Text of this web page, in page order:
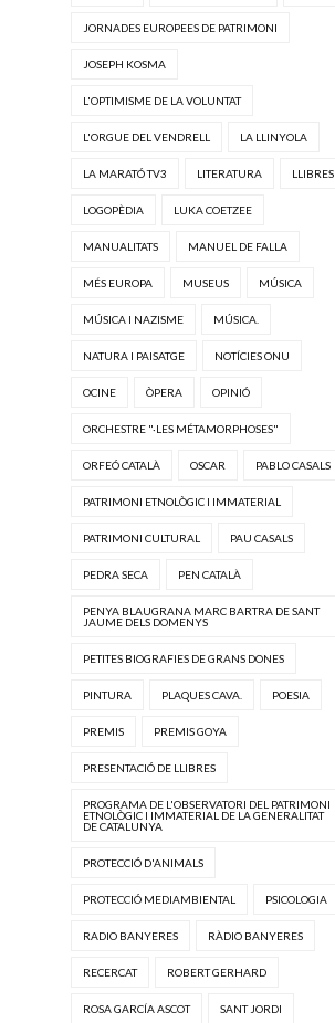
JORNADES EUROPEES DE PATRIMONI
JOSEPH KOSMA
L'OPTIMISME DE LA VOLUNTAT
L'ORGUE DEL VENDRELL LA LLINYOLA
LA MARATÓ TV3 LITERATURA LLIBRES
LOGOPÈDIA LUKA COETZEE
MANUALITATS MANUEL DE FALLA
MÉS EUROPA MUSEUS MÚSICA
MÚSICA I NAZISME MÚSICA.
NATURA I PAISATGE NOTÍCIES ONU
OCINE ÒPERA OPINIÓ
ORCHESTRE "·LES MÉTAMORPHOSES"
ORFEÓ CATALÀ OSCAR PABLO CASALS
PATRIMONI ETNOLÒGIC I IMMATERIAL
PATRIMONI CULTURAL PAU CASALS
PEDRA SECA PEN CATALÀ
PENYA BLAUGRANA MARC BARTRA DE SANT
JAUME DELS DOMENYS
PETITES BIOGRAFIES DE GRANS DONES
PINTURA PLAQUES CAVA. POESIA
PREMIS PREMIS GOYA
PRESENTACIÓ DE LLIBRES
PROGRAMA DE L'OBSERVATORI DEL PATRIMONI
ETNOLÒGIC I IMMATERIAL DE LA GENERALITAT
DE CATALUNYA
PROTECCIÓ D'ANIMALS
PROTECCIÓ MEDIAMBIENTAL PSICOLOGIA
RADIO BANYERES RÀDIO BANYERES
RECERCAT ROBERT GERHARD
ROSA GARCÍA ASCOT SANT JORDI